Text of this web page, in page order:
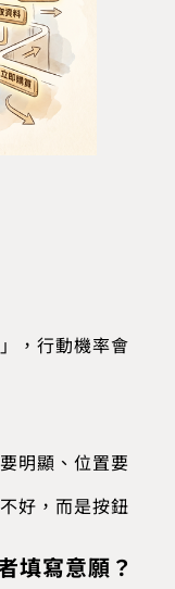
，行動機率會
明顯、位置要
好，而是按鈕
填寫意願？